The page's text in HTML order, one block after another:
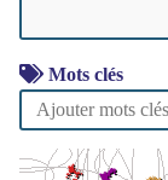
Mots clés